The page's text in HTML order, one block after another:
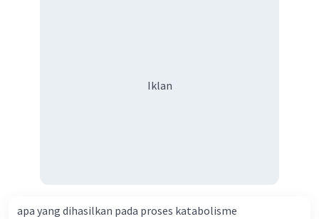
Iklan
apa yang dihasilkan pada proses katabolisme